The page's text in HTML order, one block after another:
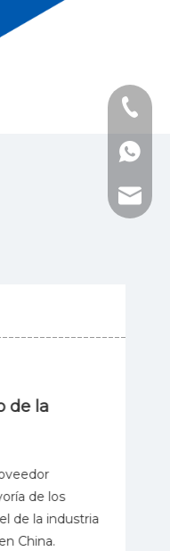
de la
de los
de la industria
China.
Correo